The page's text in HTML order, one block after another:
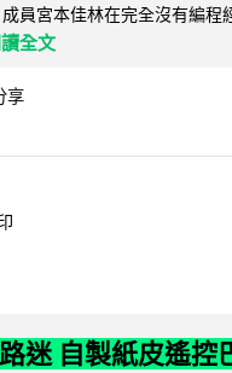
員宮本佳林在完全沒有編程
全文
享
迷 自製紙皮遙控